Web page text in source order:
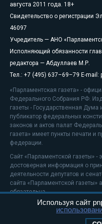
августа 2011 года. 18+
Свидетельство о регистрации
46097
Учредитель — АНО
Исполняющий обязанности
редактора — Абдуллаев М.Р.
Тел.: +7 (495) 637–69–79 E-mail:
«Парламентская газета» -
Федерального Собрания РФ.
газеты - Государственная
публикатор федеральных
законов и актов палат
газета» имеет пункты печати и
федерации.
Сайт «Парламентской газеты» -
достоверная информация о
деятельности депутатов и
сайта «Парламентской газеты»
обязательна.
На информационном ресурсе
Используя сайт